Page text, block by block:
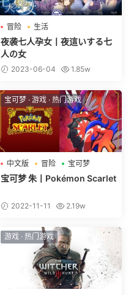
冒险 生活
夜袭七人孕女丨夜這いする七
人の女
2023-06-04 1.85w
宝可梦 · 游戏 · 热门游戏
中文版 冒险 宝可梦
宝可梦 朱丨Pokémon Scarlet
2022-11-11 2.19w
游戏 · 热门游戏